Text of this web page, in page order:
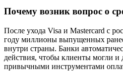
Почему возник вопрос о
После ухода Visa и Mastercard с
году миллионы выпущенных
внутри страны. Банки
действия, чтобы клиенты могли и
привычными инструментами